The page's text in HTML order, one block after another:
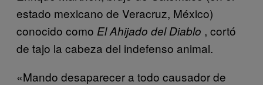
estado mexicano de Veracruz, México)
conocido como El Ahijado del Diablo , cortó
de tajo la cabeza del indefenso animal.
«Mando desaparecer a todo causador de